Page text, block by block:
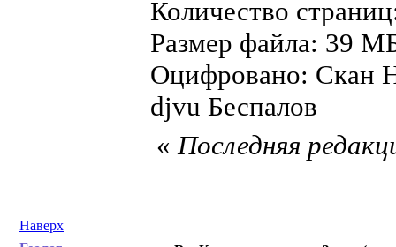
Количество
Размер файла: 39
Оцифровано: Скан
djvu Беспалов
Наверх
«Последняя